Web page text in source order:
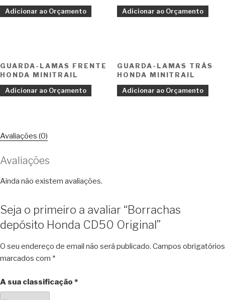
Adicionar ao Orçamento
Adicionar ao Orçamento
GUARDA-LAMAS FRENTE
HONDA MINITRAIL
Adicionar ao Orçamento
GUARDA-LAMAS TRÁS
HONDA MINITRAIL
Adicionar ao Orçamento
Avaliações (0)
Avaliações
Ainda não existem avaliações.
Seja o primeiro a avaliar “Borrachas
depósito Honda CD50 Original”
O seu endereço de email não será publicado. Campos obrigatórios
marcados com *
A sua classificação *